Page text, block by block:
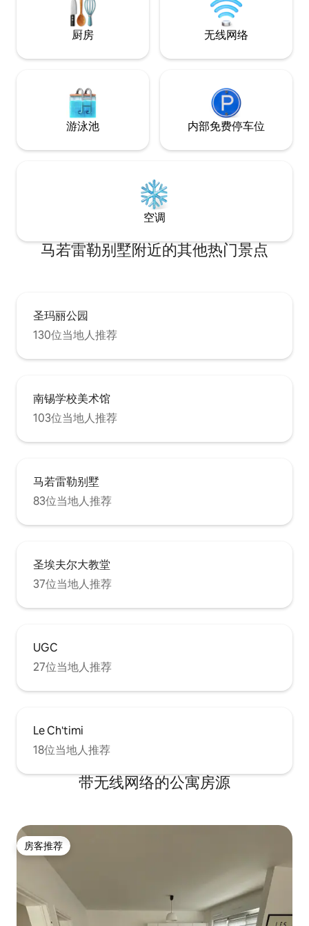
厨房 无线网络
游泳池 内部免费停车位
空调
马若雷勒别墅附近的其他热门景点
圣玛丽公园
130位当地人推荐
南锡学校美术馆
103位当地人推荐
马若雷勒别墅
83位当地人推荐
圣埃夫尔大教堂
37位当地人推荐
UGC
27位当地人推荐
Le Ch'timi
18位当地人推荐
带无线网络的公寓房源
房客推荐
房客推荐